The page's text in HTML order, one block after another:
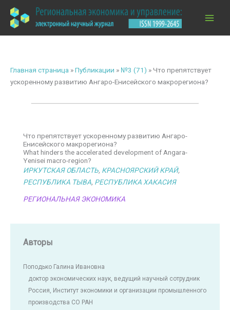
содержимому
Главная страница »Публикации » №3 (71) »Что препятствует
ускоренному развитию Ангаро-Енисейского макрорегиона?
Что препятствует ускоренному развитию Ангаро-
Енисейского макрорегиона?
What hinders the accelerated development of Angara-
Yenisei macro-region?
ИРКУТСКАЯ ОБЛАСТЬ, КРАСНОЯРСКИЙ КРАЙ,
РЕСПУБЛИКА ТЫВА, РЕСПУБЛИКА ХАКАСИЯ
РЕГИОНАЛЬНАЯ ЭКОНОМИКА
Авторы
Поподько Галина Ивановна
доктор экономических наук, ведущий научный сотрудник
Россия, Институт экономики и организации промышленного
производства СО РАН